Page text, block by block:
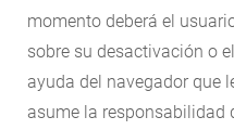
momento deberá el
sobre su desactivación o
ayuda del navegador que
asume la responsabilidad